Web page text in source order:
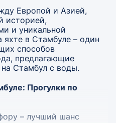
Европой и Азией,
историей,
и уникальной
в Стамбуле – один
способов
предлагающие
Стамбул с воды.
Прогулки по
– лучший шанс